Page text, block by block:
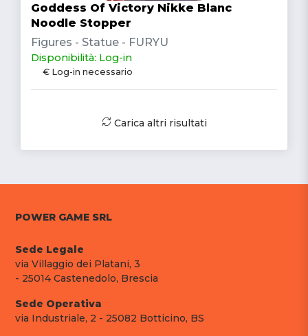
Goddess Of Victory Nikke Blanc
Noodle Stopper
Figures - Statue - FURYU
Disponibilità: Log-in
€ Log-in necessario
Carica altri risultati
POWER GAME SRL
Sede Legale
via Villaggio dei Platani, 3
- 25014 Castenedolo, Brescia
Sede Operativa
via Industriale, 2 - 25082 Botticino, BS